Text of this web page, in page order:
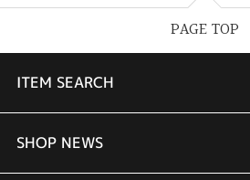
PAGE TOP
ITEM SEARCH
婚約指輪
SHOP NEWS